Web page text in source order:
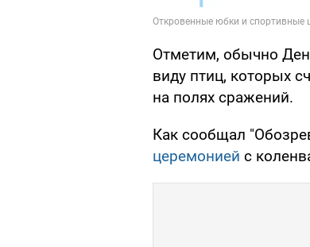
Отметим, обычно
виду птиц, которых
на полях сражений.
Как сообщал
церемонией с